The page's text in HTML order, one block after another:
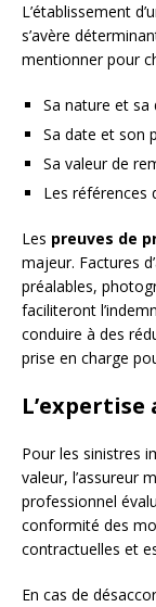
L’établissement
s’avère
mentionner pour
Sa nature et sa
Sa date et son
Sa valeur de
Les références
Les preuves de
majeur. Factures
préalables,
faciliteront
conduire à des
prise en charge
Pour les sinistres
valeur, l’assureur
professionnel
conformité des
contractuelles et
En cas de